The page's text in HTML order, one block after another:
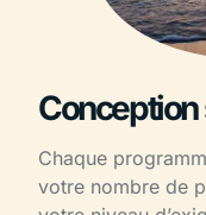
Chaque
votre nombre de